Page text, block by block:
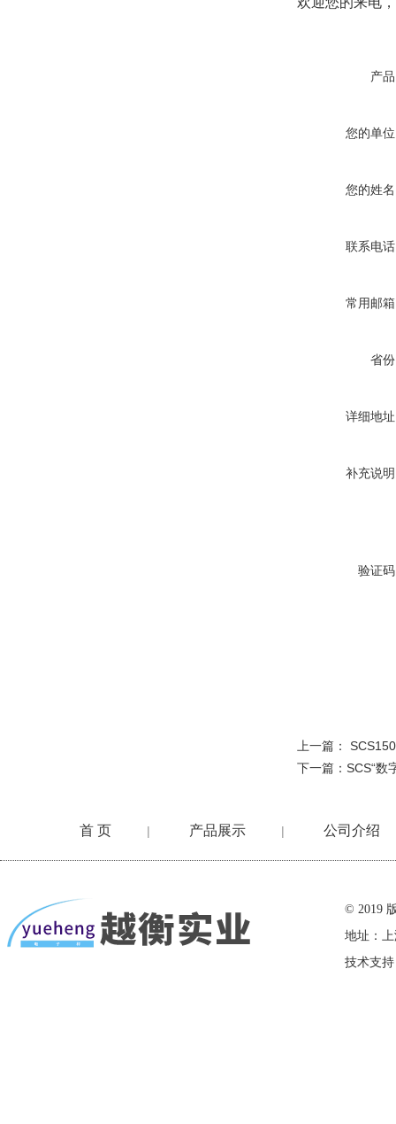
产
您的单
您的姓
联系电
常用邮
省
详细地
补充说
验证
上一篇：
下一篇： SCS“数
首 页 | 产品展示 | 公司介绍
© 2019
地址：
技术支